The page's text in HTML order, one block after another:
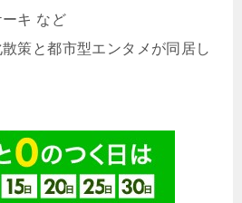
キ など
散策と都市型エンタメが同居し